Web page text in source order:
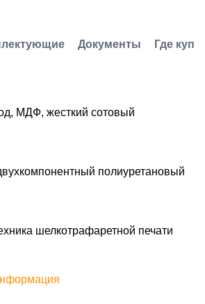
Документы Где
МДФ, жесткий сотовый
полиуретановый
шелкотрафаретной печати